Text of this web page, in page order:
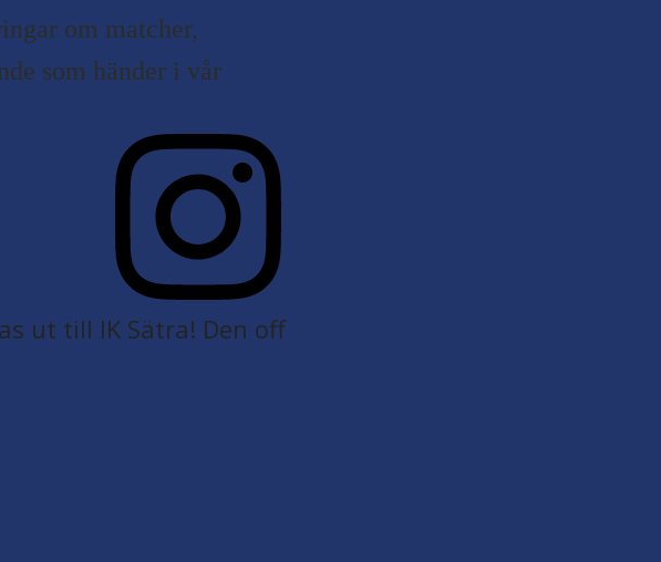
om matcher,
som händer i vår
ut till IK Sätra! Den off